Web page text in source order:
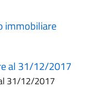
immobiliare
al 31/12/2017
31/12/2017